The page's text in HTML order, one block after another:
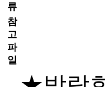
류
참
고
파
일